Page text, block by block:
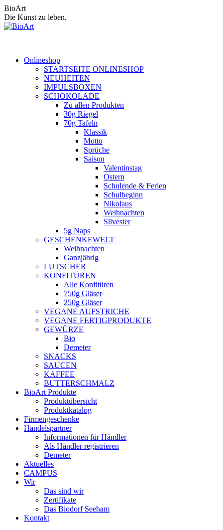
Zum
Inhalt
springen
BioArt
Die Kunst zu leben.
Onlineshop
STARTSEITE ONLINESHOP
NEUHEITEN
IMPULSBOXEN
SCHOKOLADE
Zu allen Produkten
30g Riegel
70g Tafeln
Klassik
Motto
Sprüche
Saison
Valentinstag
Ostern
Schulende & Ferien
Schulbeginn
Nikolaus
Weihnachten
Silvester
5g Naps
GESCHENKEWELT
Weihnachten
Ganzjährig
LUTSCHER
KONFITÜREN
Alle Konfitüren
750g Gläser
250g Gläser
VEGANE AUFSTRICHE
VEGANE FERTIGPRODUKTE
GEWÜRZE
Bio
Demeter
SNACKS
SAUCEN
KAFFEE
BUTTERSCHMALZ
BioArt Produkte
Produktübersicht
Produktkatalog
Firmengeschenke
Handelspartner
Informationen für Händler
Als Händler registrieren
Demeter
Aktuelles
CAMPUS
Wir
Das sind wir
Zertifikate
Das Biodorf Seeham
Kontakt